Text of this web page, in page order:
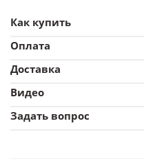
Как купить
Оплата
Доставка
Видео
Задать вопрос